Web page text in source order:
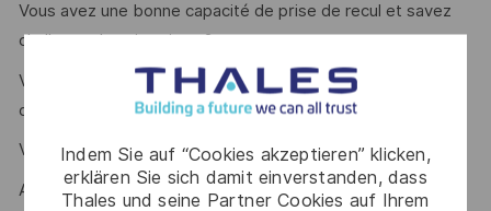
Indem Sie auf “Cookies akzeptieren” klicken,
erklären Sie sich damit einverstanden, dass
Thales und seine Partner Cookies auf Ihrem
Vous avez une bonne capacité de prise de recul et savez
challenger les situations ?
Vous êtes convaincant et persuasif, enthousiaste et
dynamique ?
Vous avez l'esprit d'équipe et aimez le travail collaboratif ?
Alors ce poste est fait pour vous !